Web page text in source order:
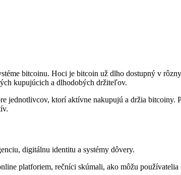
bitcoinu. Hoci je bitcoin už dlho dostupný v
kupujúcich a dlhodobých držiteľov.
jednotlivcov, ktorí aktívne nakupujú a držia bitcoiny.
digitálnu identitu a systémy dôvery.
platforiem, rečníci skúmali, ako môžu